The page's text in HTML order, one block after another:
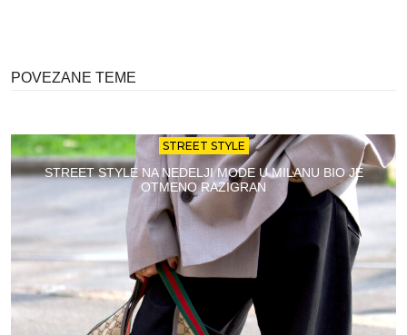
POVEZANE TEME
STREET STYLE
STREET STYLE NA NEDELJI MODE U MILANU BIO JE
OTMENO RAZIGRAN